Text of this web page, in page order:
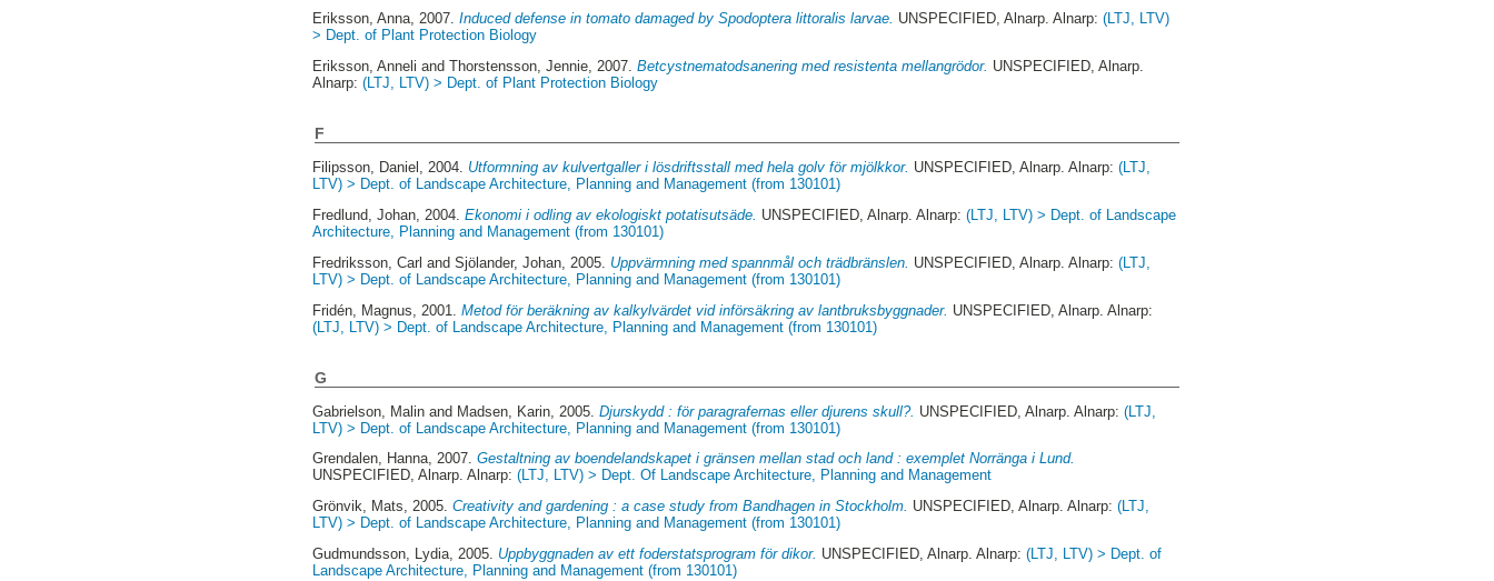
Eriksson, Anna, 2007.Induced defense in tomato damaged by Spodoptera littoralis larvae. UNSPECIFIED, Alnarp. Alnarp:(LTJ, LTV)
> Dept. of Plant Protection Biology
Eriksson, Anneli andThorstensson, Jennie, 2007.Betcystnematodsanering med resistenta mellangrödor. UNSPECIFIED, Alnarp.
Alnarp:(LTJ, LTV) > Dept. of Plant Protection Biology
F
Filipsson, Daniel , 2004. Utformning av kulvertgaller i lösdriftsstall med hela golv för mjölkkor. UNSPECIFIED, Alnarp. Alnarp:(LTJ,
LTV) > Dept. of Landscape Architecture, Planning and Management (from 130101)
Fredlund, Johan , 2004.Ekonomi i odling av ekologiskt potatisutsäde. UNSPECIFIED, Alnarp. Alnarp:(LTJ, LTV) > Dept. of Landscape
Architecture, Planning and Management (from 130101)
Fredriksson, Carl andSjölander, Johan , 2005. Uppvärmning med spannmål och trädbränslen. UNSPECIFIED, Alnarp. Alnarp:(LTJ,
LTV) > Dept. of Landscape Architecture, Planning and Management (from 130101)
Fridén, Magnus , 2001.Metod för beräkning av kalkylvärdet vid införsäkring av lantbruksbyggnader. UNSPECIFIED, Alnarp. Alnarp:
(LTJ, LTV) > Dept. of Landscape Architecture, Planning and Management (from 130101)
G
Gabrielson, Malin and Madsen, Karin , 2005.Djurskydd : för paragrafernas eller djurens skull?. UNSPECIFIED, Alnarp. Alnarp:(LTJ,
LTV) > Dept. of Landscape Architecture, Planning and Management (from 130101)
Grendalen, Hanna, 2007.Gestaltning av boendelandskapet i gränsen mellan stad och land : exemplet Norränga i Lund.
UNSPECIFIED, Alnarp. Alnarp:(LTJ, LTV) > Dept. Of Landscape Architecture, Planning and Management
Grönvik, Mats, 2005.Creativity and gardening : a case study from Bandhagen in Stockholm. UNSPECIFIED, Alnarp. Alnarp:(LTJ,
LTV) > Dept. of Landscape Architecture, Planning and Management (from 130101)
Gudmundsson, Lydia, 2005. Uppbyggnaden av ett foderstatsprogram för dikor. UNSPECIFIED, Alnarp. Alnarp:(LTJ, LTV) > Dept. of
Landscape Architecture, Planning and Management (from 130101)